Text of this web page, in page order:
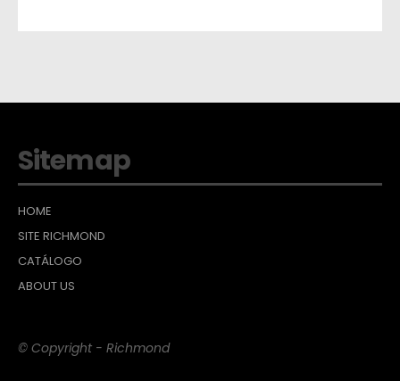
Sitemap
HOME
SITE RICHMOND
CATÁLOGO
ABOUT US
© Copyright - Richmond